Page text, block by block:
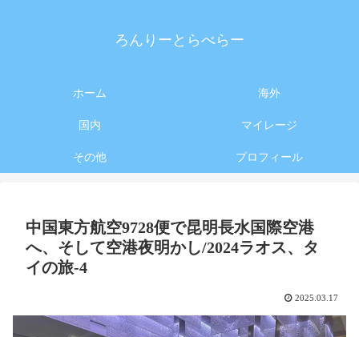
ろんりーとらべらー
ホーム 海外
国内 マイレージ
その他 プロフィール
中国東方航空9728便で昆明長水国際空港
へ、そして空港夜明かし/2024ラオス、タ
イの旅-4
2025.03.17